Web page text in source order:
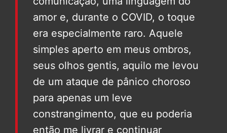
amor e, durante o COVID, o toque
era especialmente raro. Aquele
simples aperto em meus ombros,
seus olhos gentis, aquilo me levou
de um ataque de pânico choroso
para apenas um leve
constrangimento, que eu poderia
então me livrar e continuar